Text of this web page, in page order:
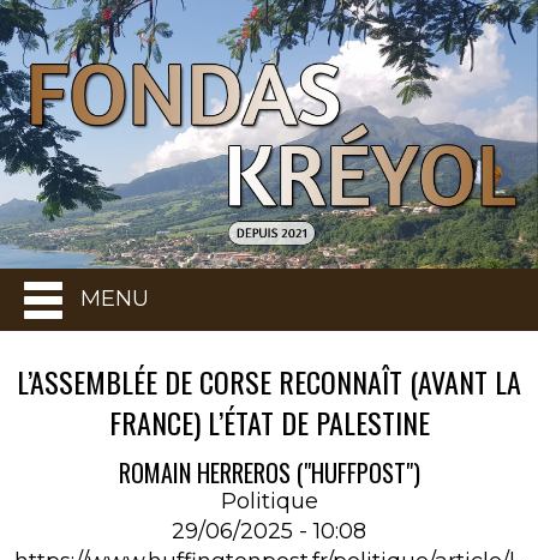
MENU
L’ASSEMBLÉE DE CORSE RECONNAÎT (AVANT LA
FRANCE) L’ÉTAT DE PALESTINE
ROMAIN HERREROS ("HUFFPOST")
Politique
29/06/2025 - 10:08